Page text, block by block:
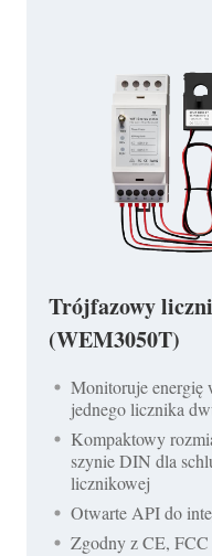
Trójfazowy
(WEM3050T)
Monitoruje energię
jednego licznika
Kompaktowy
szynie DIN dla
licznikowej
Otwarte API do
Zgodny z CE,